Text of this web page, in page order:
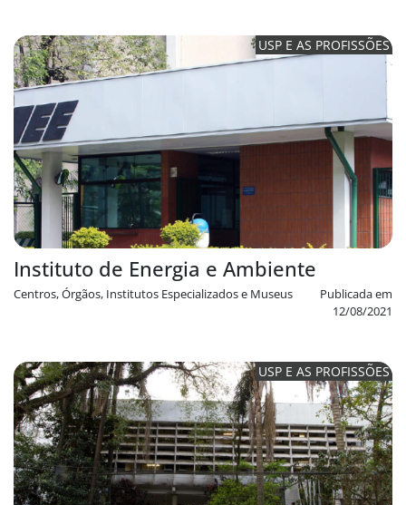
USP E AS PROFISSÕES
Instituto de Energia e Ambiente
Publicada em
12/08/2021
Centros, Órgãos, Institutos Especializados e Museus
USP E AS PROFISSÕES